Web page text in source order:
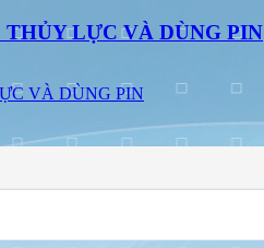
THỦY LỰC VÀ DÙNG PIN
VÀ DÙNG PIN